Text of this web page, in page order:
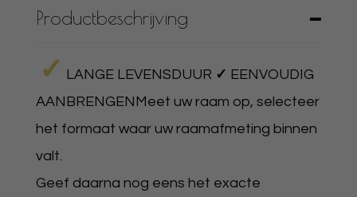
Productbeschrijving
✓ LANGE LEVENSDUUR ✓ EENVOUDIG
AANBRENGENMeet uw raam op, selecteer
het formaat waar uw raamafmeting binnen
valt.
​Geef daarna nog eens het exacte